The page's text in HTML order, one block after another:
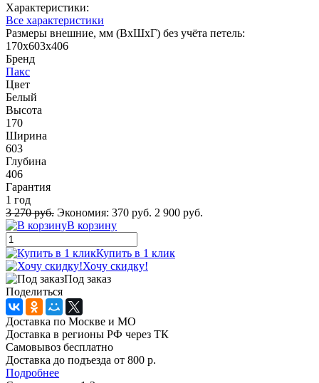
Характеристики:
Все характеристики
Размеры внешние, мм (ВхШхГ) без учёта петель:
170х603х406
Бренд
Пакс
Цвет
Белый
Высота
170
Ширина
603
Глубина
406
Гарантия
1 год
3 270 руб. Экономия: 370 руб. 2 900 руб.
В корзину
Купить в 1 клик
Хочу скидку!
Под заказ
Поделиться
Доставка по Москве и МО
Доставка в регионы РФ через ТК
Самовывоз бесплатно
Доставка до подъезда от 800 р.
Подробнее